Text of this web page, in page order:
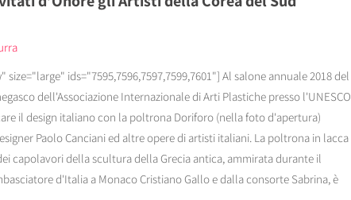
ids="7595,7596,7597,7599,7601"] Al salone annuale 2018 del
dell'Associazione Internazionale di Arti Plastiche presso l'UNESCO
il design italiano con la poltrona Doriforo (nella foto d'apertura)
Paolo Canciani ed altre opere di artisti italiani. La poltrona in lacca
capolavori della scultura della Grecia antica, ammirata durante il
d'Italia a Monaco Cristiano Gallo e dalla consorte Sabrina, è